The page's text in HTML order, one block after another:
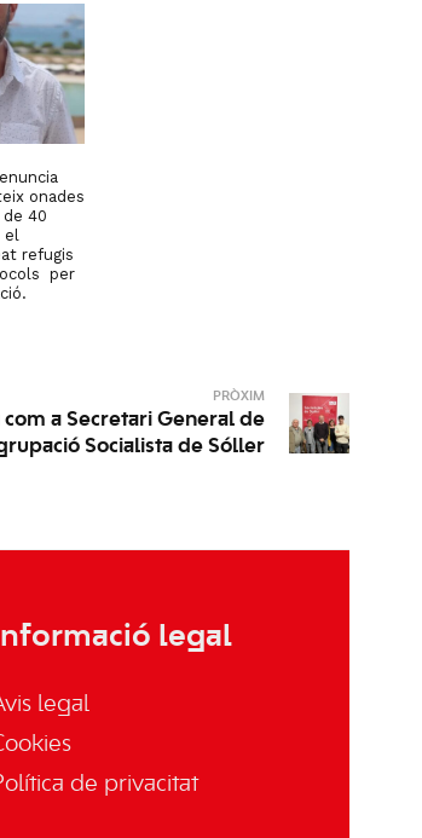
onades
40
el
refugis
per
PRÒXIM
a Secretari General de
Socialista de Sóller
Informació legal
legal
de privacitat